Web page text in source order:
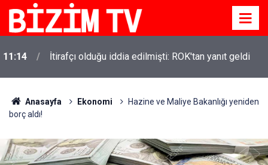
11:14 İtirafçı olduğu iddia edilmişti: ROK'tan yanıt geldi
Anasayfa Ekonomi
Hazine ve Maliye Bakanlığı yeniden
borç aldı!